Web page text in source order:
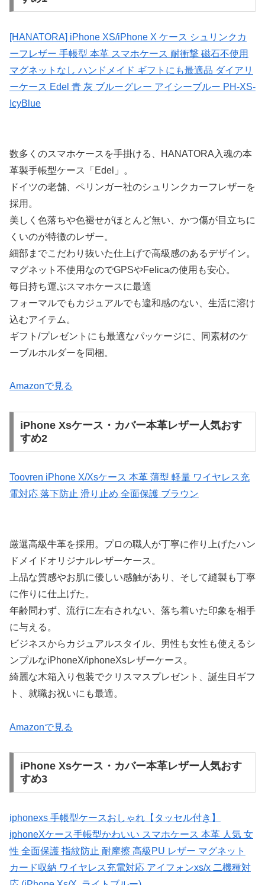
[HANATORA] iPhone XS/iPhone X ケース シュリンクカ
ーフレザー 手帳型 本革 スマホケース 耐衝撃 磁石不使用
マグネットなし ハンドメイド ギフトにも最適品 ダイアリ
ーケース Edel 青 灰 ブルーグレー アイシーブルー PH-XS-
IcyBlue
数多くのスマホケースを手掛ける、HANATORA入魂の本
革製手帳型ケース「Edel」。
ドイツの老舗、ペリンガー社のシュリンクカーフレザーを
採用。
美しく色落ちや色褪せがほとんど無い、かつ傷が目立ちに
くいのが特徴のレザー。
細部までこだわり抜いた仕上げで高級感のあるデザイン。
マグネット不使用なのでGPSやFelicaの使用も安心。
毎日持ち運ぶスマホケースに最適
フォーマルでもカジュアルでも違和感のない、生活に溶け
込むアイテム。
ギフト/プレゼントにも最適なパッケージに、同素材のケ
ーブルホルダーを同梱。
Amazonで見る
iPhone Xsケース・カバー本革レザー人気おす
すめ2
Toovren iPhone X/Xsケース 本革 薄型 軽量 ワイヤレス充
電対応 落下防止 滑り止め 全面保護 ブラウン
厳選高級牛革を採用。プロの職人が丁寧に作り上げたハン
ドメイドオリジナルレザーケース。
上品な質感やお肌に優しい感触があり、そして縫製も丁寧
に作りに仕上げた。
年齢問わず、流行に左右されない、落ち着いた印象を相手
に与える。
ビジネスからカジュアルスタイル、男性も女性も使えるシ
ンプルなiPhoneX/iphoneXsレザーケース。
綺麗な木箱入り包装でクリスマスプレゼント、誕生日ギフ
ト、就職お祝いにも最適。
Amazonで見る
iPhone Xsケース・カバー本革レザー人気おす
すめ3
iphonexs 手帳型ケースおしゃれ【タッセル付き】
iphoneXケース手帳型かわいい スマホケース 本革 人気 女
性 全面保護 指紋防止 耐摩擦 高級PU レザー マグネット
カード収納 ワイヤレス充電対応 アイフォンxs/x 二機種対